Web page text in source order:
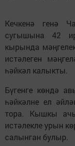
Кечкенә генә
сугышына 42
кырында
истәлеген
һәйкәл калыкты.
Бүгенге көндә
һәйкәлне ел
тора. Кышкы
истәлекле урын
салынган булыр.